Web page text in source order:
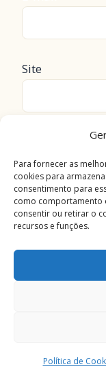
Para fornecer as
cookies para
consentimento para
como comportamento
consentir ou retirar o
recursos e funções.
Política de
Site
Salvar
próxima vez
© 2026